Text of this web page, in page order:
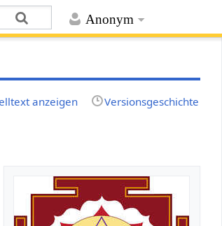
Anonym
anzeigen Versionsgeschichte